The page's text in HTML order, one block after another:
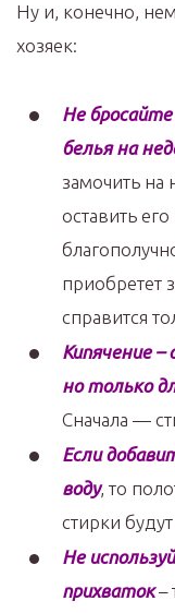
Ну и, конечно,
хозяек:
Не
белья на
замочить на
оставить
приобретет
справится
Кипячение –
но только
Сначала —
Если
воду, то
стирки
Не
прихваток–